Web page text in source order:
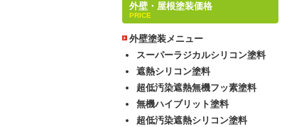
外壁・屋根塗装価格
PRICE
外壁塗装メニュー
スーパーラジカルシリコン塗料
遮熱シリコン塗料
超低汚染遮熱無機フッ素塗料
無機ハイブリット塗料
超低汚染遮熱シリコン塗料